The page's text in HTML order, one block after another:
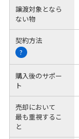
譲渡対象となら
ない物
契約方法
?
購入後のサポー
ト
売却において
最も重視するこ
と